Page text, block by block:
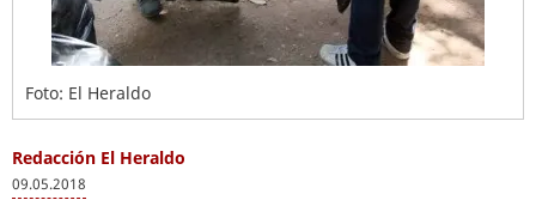
Foto: El Heraldo
Redacción El Heraldo
09.05.2018